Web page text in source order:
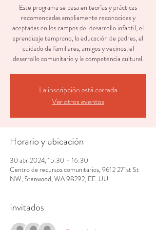
Este programa se basa en teorías y prácticas
recomendadas ampliamente reconocidas y
aceptadas en los campos del desarrollo infantil, el
aprendizaje temprano, la educación de padres, el
cuidado de familiares, amigos y vecinos, el
desarrollo comunitario y la competencia cultural.
La inscripción está cerrada
Ver otros eventos
Horario y ubicación
30 abr 2024, 15:30 – 16:30
Centro de recursos comunitarios, 9612 271st St
NW, Stanwood, WA 98292, EE. UU.
Invitados